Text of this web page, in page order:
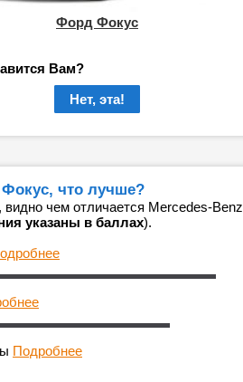
Форд Фокус
Вам?
Нет, эта!
что лучше?
чем отличается Mercedes-Benz
указаны в баллах).
Подробнее